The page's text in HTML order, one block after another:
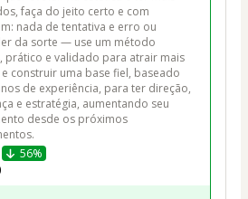
faça do jeito certo e com
nada de tentativa e erro ou
da sorte — use um método
prático e validado para atrair mais
e construir uma base fiel, baseado
de experiência, para ter direção,
e estratégia, aumentando seu
desde os próximos
56%